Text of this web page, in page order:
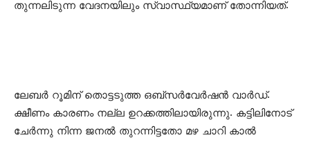
തുന്നലിടുന്ന വേദനയിലും സ്വാസ്ഥ്യമാണ് തോന്നിയത്.
ലേബർ റൂമിന് തൊട്ടടുത്ത ഒബ്സർവേർഷൻ വാർഡ്.
ക്ഷീണം കാരണം നല്ല ഉറക്കത്തിലായിരുന്നു. കട്ടിലിനോട്
ചേർന്നു നിന്ന ജനൽ തുറന്നിട്ടതോ മഴ ചാറി കാൽ